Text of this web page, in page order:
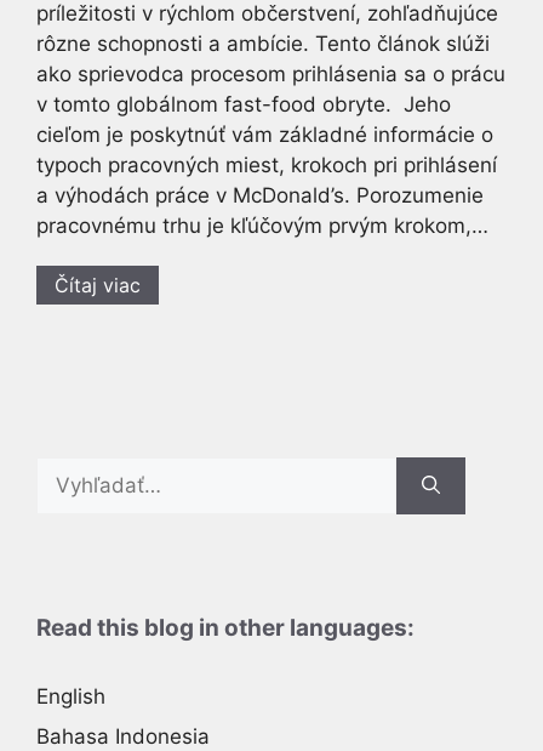
príležitosti v rýchlom občerstvení, zohľadňujúce
rôzne schopnosti a ambície. Tento článok slúži
ako sprievodca procesom prihlásenia sa o prácu
v tomto globálnom fast-food obryte. Jeho
cieľom je poskytnúť vám základné informácie o
typoch pracovných miest, krokoch pri prihlásení
a výhodách práce v McDonald’s. Porozumenie
pracovnému trhu je kľúčovým prvým krokom,…
Čítaj viac
for:
Read this blog in other languages:
English
Bahasa Indonesia